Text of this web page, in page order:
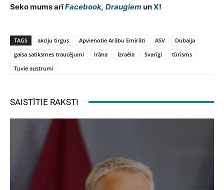
Seko mums arīFacebook, Draugiem unX!
TAGS akciju tirgus Apvienotie Arābu Emirāti ASV
Dubaija
gaisa satiksmes traucējumi
Irāna Izraēla Svarīgi
tūrisms
Tuvie austrumi
SAISTĪTIE RAKSTI